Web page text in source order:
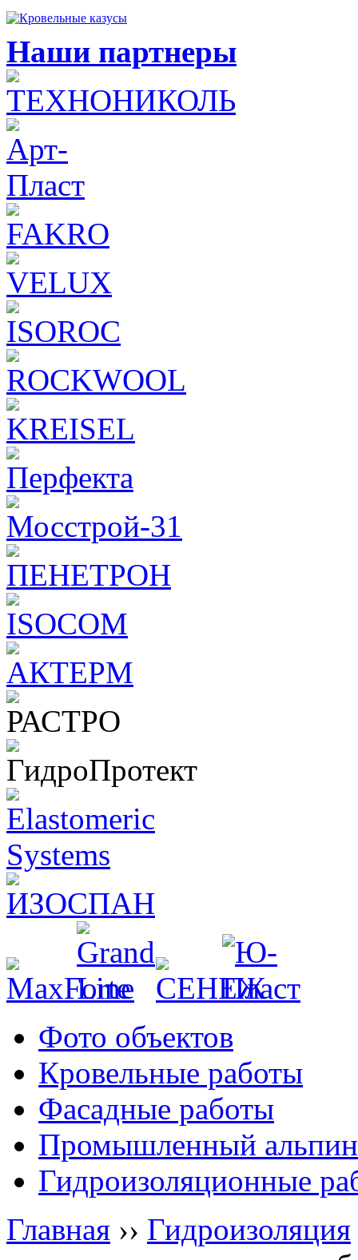
Наши партнеры
Фото объектов
Кровельные работы
Фасадные работы
Промышленный
Гидроизоляционные
Главная ›› Гидроизоляция